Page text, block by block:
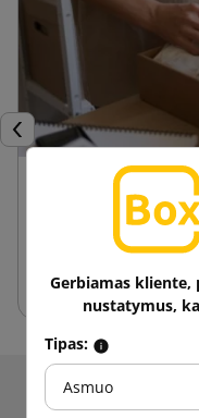
Ankstesnis
24 kwietnia 2025
Privalumai
kartonus
Gaukite
Gerbiamas
nustatymus,
Tipas:
Asmuo